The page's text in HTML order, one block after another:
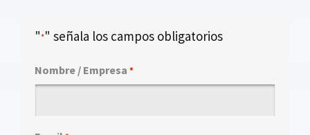
"*" señala los campos obligatorios
Nombre / Empresa *